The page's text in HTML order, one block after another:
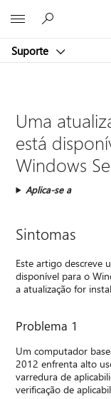
Suporte
Uma
está
Windows
Aplica-se a
Sintomas
Este artigo descreve
disponível para o
a atualização for
Problema 1
Um computador
2012 enfrenta alto
varredura de
verificação de